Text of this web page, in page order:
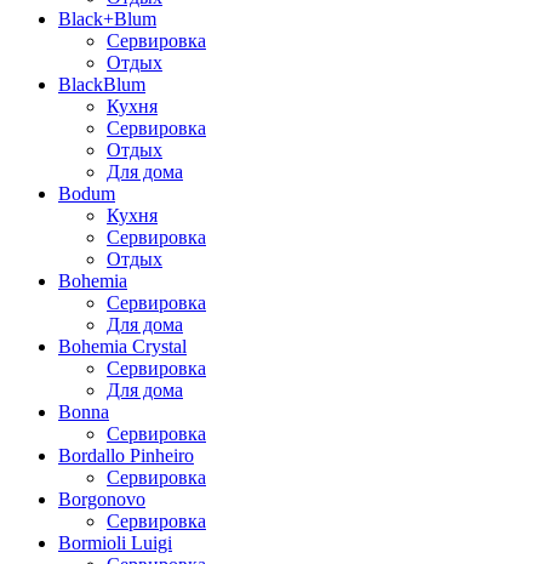
Black+Blum
Сервировка
Отдых
BlackBlum
Кухня
Сервировка
Отдых
Для дома
Bodum
Кухня
Сервировка
Отдых
Bohemia
Сервировка
Для дома
Bohemia Crystal
Сервировка
Для дома
Bonna
Сервировка
Bordallo Pinheiro
Сервировка
Borgonovo
Сервировка
Bormioli Luigi